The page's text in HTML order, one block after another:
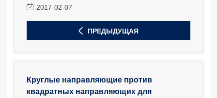
2017-02-07
ПРЕДЫДУЩАЯ
Круглые направляющие против
квадратных направляющих для